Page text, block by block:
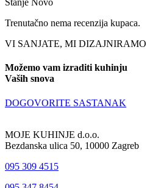
Stanje Novo
Trenutačno nema recenzija kupaca.
VI SANJATE, MI DIZAJNIRAMO
Možemo vam izraditi kuhinju
Vaših snova
DOGOVORITE SASTANAK
MOJE KUHINJE d.o.o.
Bezdanska ulica 50, 10000 Zagreb
095 309 4515